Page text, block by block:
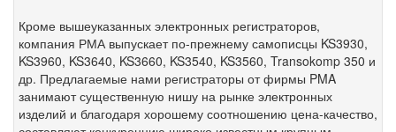
Кроме вышеуказанных электронных регистраторов,
компания РМА выпускает по-прежнему самописцы KS3930,
KS3960, KS3640, KS3660, KS3540, KS3560, Transokomp 350 и
др. Предлагаемые нами регистраторы от фирмы PMA
занимают существенную нишу на рынке электронных
изделий и благодаря хорошему соотношению цена-качество,